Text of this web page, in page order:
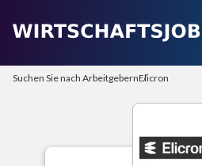
Suchen Sie nach ArbeitgebernElicron